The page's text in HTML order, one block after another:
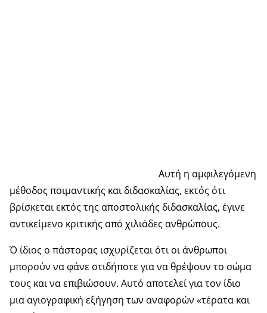
Αυτή η αμφιλεγόμενη
μέθοδος ποιμαντικής και διδασκαλίας, εκτός ότι
βρίσκεται εκτός της αποστολικής διδασκαλίας, έγινε
αντικείμενο κριτικής από χιλιάδες ανθρώπους.
Ό ίδιος ο πάστορας ισχυρίζεται ότι οι άνθρωποι
μπορούν να φάνε οτιδήποτε για να θρέψουν το σώμα
τους και να επιβιώσουν. Αυτό αποτελεί για τον ίδιο
μια αγιογραφική εξήγηση των αναφορών «τέρατα και